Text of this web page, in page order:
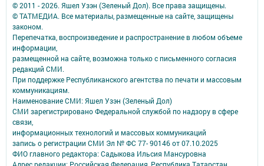
© 2011 - 2026. Яшел Узэн (Зеленый Дол). Все права защищены.
© ТАТМЕДИА. Все материалы, размещенные на сайте, защищены
законом.
Перепечатка, воспроизведение и распространение в любом объеме
информации,
размещенной на сайте, возможна только с письменного согласия
редакций СМИ.
При поддержке Республиканского агентства по печати и массовым
коммуникациям.
Наименование СМИ: Яшел Узэн (Зеленый Дол)
СМИ зарегистрировано Федеральной службой по надзору в сфере
связи,
информационных технологий и массовых коммуникаций
запись о регистрации СМИ Эл № ФС 77- 90146 от 07.10.2025
ФИО главного редактора: Садыкова Ильсия Мансуровна